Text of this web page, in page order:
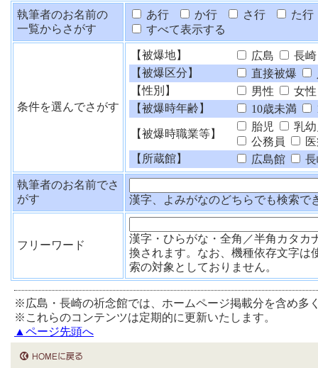
執筆者のお名前の
一覧からさがす
あ行 か行 さ行
た行
すべて表示する
条件を選んでさがす
【被爆地】 広島
長崎
【被爆区分】
直接被爆
【性別】
男性
女性
【被爆時年齢】
10歳未満
【被爆時職業等】
胎児
乳
公務員
【所蔵館】
広島館
執筆者のお名前でさ
がす
漢字、よみがなのどちらでも検索で
フリーワード
漢字・ひらがな・全角／半角カタカ
換されます。なお、機種依存文字は
索の対象としておりません。
※広島・長崎の祈念館では、ホームページ掲載分を含め多
※これらのコンテンツは定期的に更新いたします。
▲ページ先頭へ